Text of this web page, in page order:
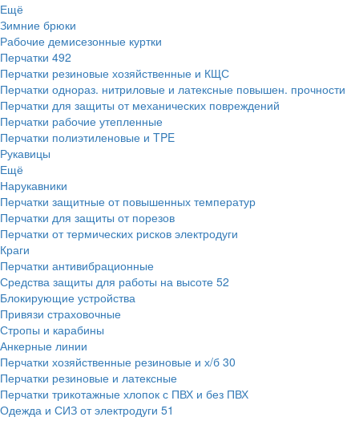
Ещё
Зимние брюки
Рабочие демисезонные куртки
Перчатки 492
Перчатки резиновые хозяйственные и КЩС
Перчатки однораз. нитриловые и латексные повышен. прочности
Перчатки для защиты от механических повреждений
Перчатки рабочие утепленные
Перчатки полиэтиленовые и TPE
Рукавицы
Ещё
Нарукавники
Перчатки защитные от повышенных температур
Перчатки для защиты от порезов
Перчатки от термических рисков электродуги
Краги
Перчатки антивибрационные
Средства защиты для работы на высоте 52
Блокирующие устройства
Привязи страховочные
Стропы и карабины
Анкерные линии
Перчатки хозяйственные резиновые и х/б 30
Перчатки резиновые и латексные
Перчатки трикотажные хлопок с ПВХ и без ПВХ
Одежда и СИЗ от электродуги 51